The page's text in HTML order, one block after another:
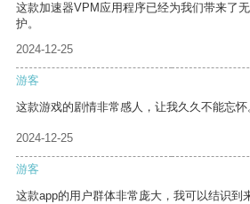
这款加速器VPM应用程序已经为我们带来了
护。
2024-12-25
游客
这款游戏的剧情非常感人，让我久久不能忘怀
2024-12-25
游客
这款app的用户群体非常庞大，我可以结识到